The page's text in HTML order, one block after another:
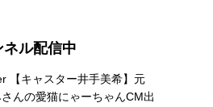
ル配信中
【キャスター井手美希】元
んの愛猫にゃーちゃんCM出